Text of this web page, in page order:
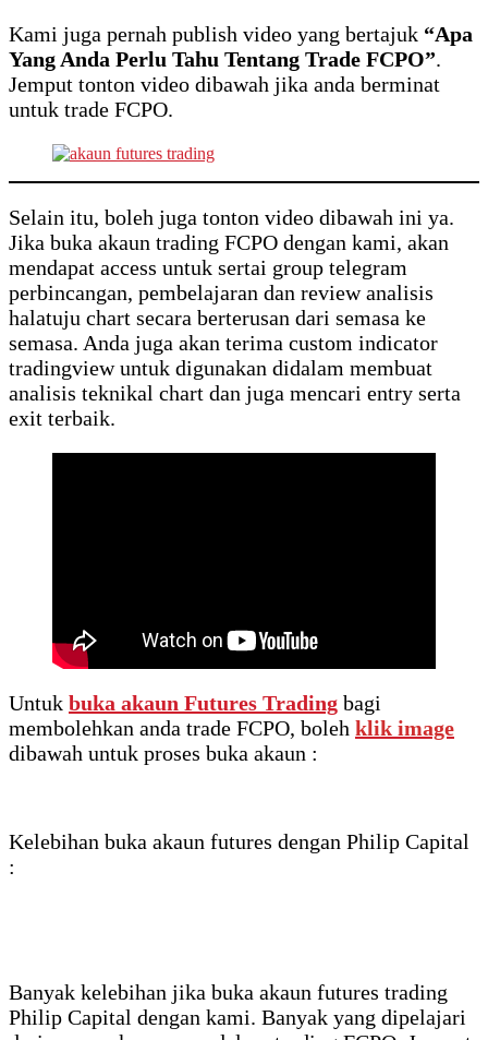
Kami juga pernah publish video yang bertajuk “Apa
Yang Anda Perlu Tahu Tentang Trade FCPO”.
Jemput tonton video dibawah jika anda berminat
untuk trade FCPO.
Selain itu, boleh juga tonton video dibawah ini ya.
Jika buka akaun trading FCPO dengan kami, akan
mendapat access untuk sertai group telegram
perbincangan, pembelajaran dan review analisis
halatuju chart secara berterusan dari semasa ke
semasa. Anda juga akan terima custom indicator
tradingview untuk digunakan didalam membuat
analisis teknikal chart dan juga mencari entry serta
exit terbaik.
Untuk buka akaun Futures Trading bagi
membolehkan anda trade FCPO, boleh klik image
dibawah untuk proses buka akaun :
Kelebihan buka akaun futures dengan Philip Capital
:
Banyak kelebihan jika buka akaun futures trading
Philip Capital dengan kami. Banyak yang dipelajari